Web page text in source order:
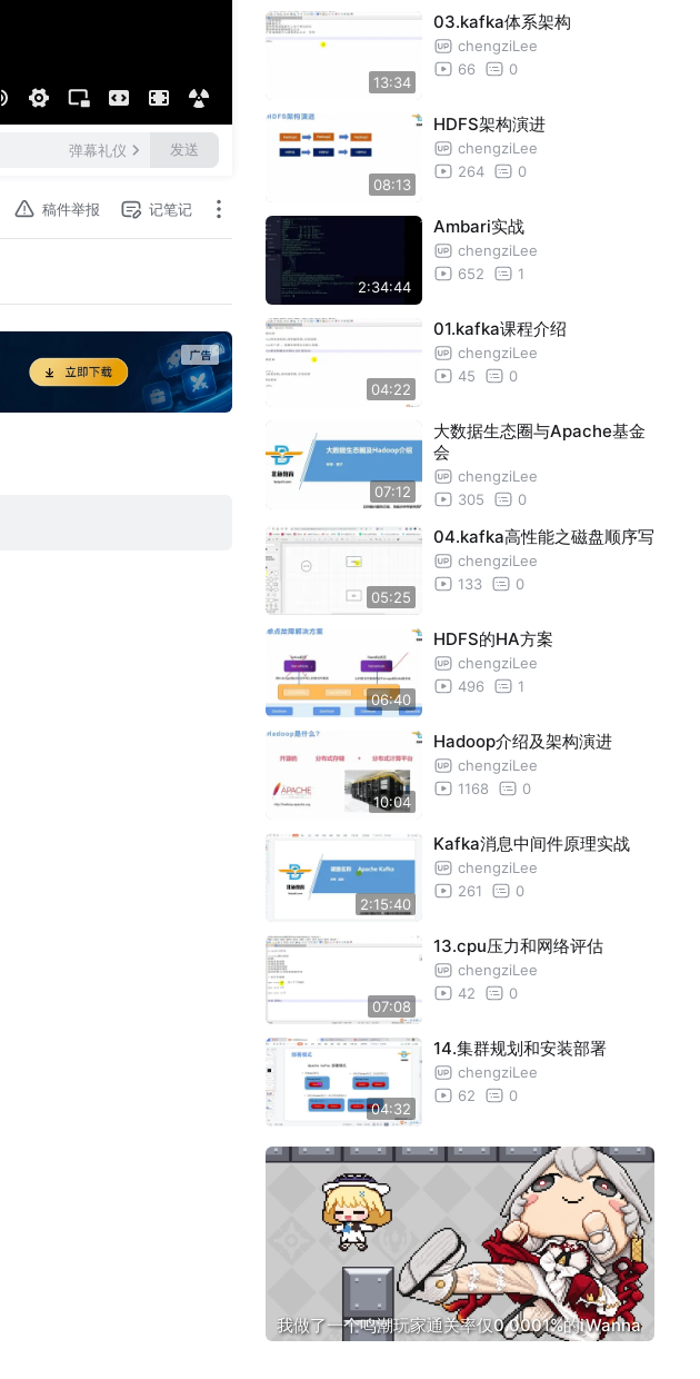
弹幕礼仪 发送
稿件举报 记笔记
13:34
03.kafka体系架构
chengziLee
66
0
08:13
HDFS架构演进
chengziLee
264
0
2:34:44
Ambari实战
chengziLee
652
1
04:22
01.kafka课程介绍
chengziLee
45
0
07:12
大数据生态圈与Apache基金
会
chengziLee
305
0
05:25
04.kafka高性能之磁盘顺序写
chengziLee
133
0
06:40
HDFS的HA方案
chengziLee
496
1
10:04
Hadoop介绍及架构演进
chengziLee
1168
0
2:15:40
Kafka消息中间件原理实战
chengziLee
261
0
07:08
13.cpu压力和网络评估
chengziLee
42
0
04:32
14.集群规划和安装部署
chengziLee
62
0
我做了一个鸣潮玩家通关率仅0.0001%的iWanna